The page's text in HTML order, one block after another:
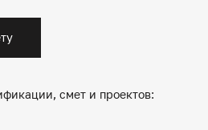
смет и проектов: